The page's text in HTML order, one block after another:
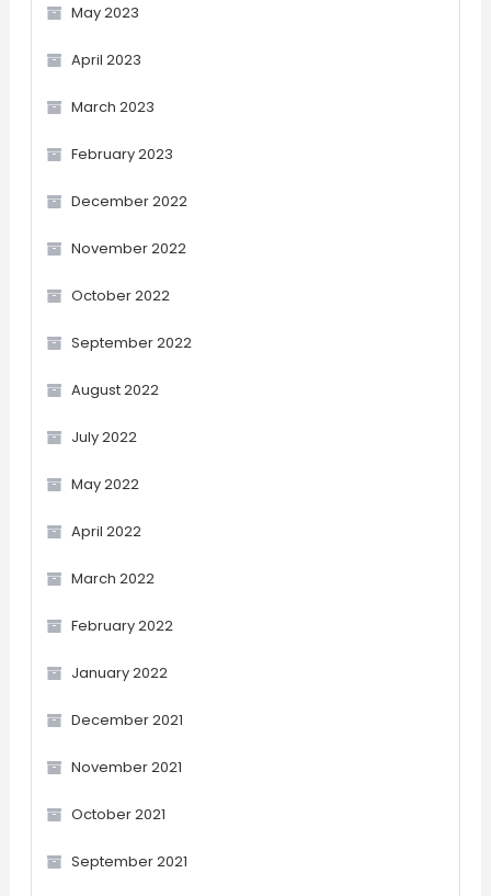
May 2023
April 2023
March 2023
February 2023
December 2022
November 2022
October 2022
September 2022
August 2022
July 2022
May 2022
April 2022
March 2022
February 2022
January 2022
December 2021
November 2021
October 2021
September 2021